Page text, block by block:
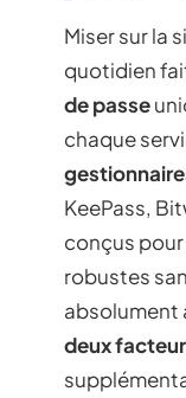
Miser sur la
quotidien
de passe
chaque
KeePass,
conçus
robustes
absolument
deux